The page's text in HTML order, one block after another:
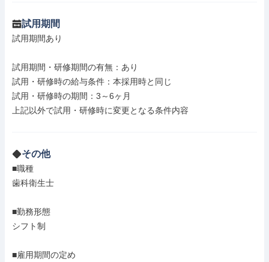
試用期間
試用期間あり
試用期間・研修期間の有無：あり
試用・研修時の給与条件：本採用時と同じ
試用・研修時の期間：3～6ヶ月
上記以外で試用・研修時に変更となる条件内容
その他
■職種
歯科衛生士
■勤務形態
シフト制
■雇用期間の定め